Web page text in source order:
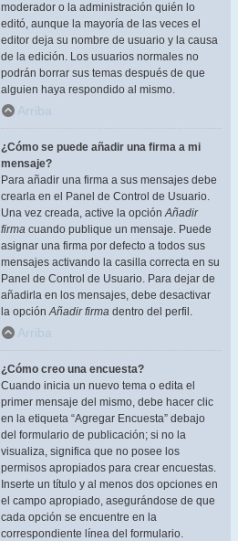
moderador o la administración quién lo
editó, aunque la mayoría de las veces el
editor deja su nombre de usuario y la causa
de la edición. Los usuarios normales no
podrán borrar sus temas después de que
alguien haya respondido al mismo.
Arriba
¿Cómo se puede añadir una firma a mi
mensaje?
Para añadir una firma a sus mensajes debe
crearla en el Panel de Control de Usuario.
Una vez creada, active la opciónAñadir
firma cuando publique un mensaje. Puede
asignar una firma por defecto a todos sus
mensajes activando la casilla correcta en su
Panel de Control de Usuario. Para dejar de
añadirla en los mensajes, debe desactivar
la opciónAñadir firma dentro del perfil.
Arriba
¿Cómo creo una encuesta?
Cuando inicia un nuevo tema o edita el
primer mensaje del mismo, debe hacer clic
en la etiqueta “Agregar Encuesta” debajo
del formulario de publicación; si no la
visualiza, significa que no posee los
permisos apropiados para crear encuestas.
Inserte un título y al menos dos opciones en
el campo apropiado, asegurándose de que
cada opción se encuentre en la
correspondiente línea del formulario.